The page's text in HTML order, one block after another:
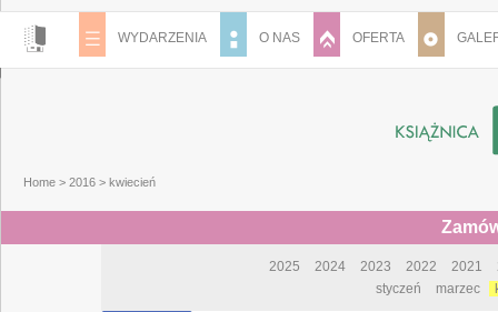
WYDARZENIA O NAS OFERTA
Home > 2016 > kwiecień
2025 2024 2023 2022 2021
styczeń
marzec